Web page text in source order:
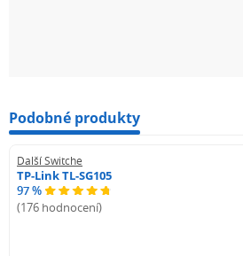
Podobné produkty
Další Switche
TP-Link TL-SG105
97 %
(176 hodnocení)